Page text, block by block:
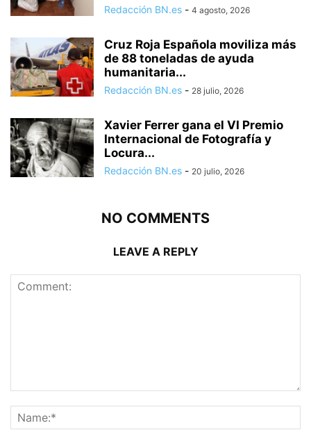
Redacción BN.es - 4 agosto, 2026
Cruz Roja Española moviliza más
de 88 toneladas de ayuda
humanitaria...
Redacción BN.es - 28 julio, 2026
Xavier Ferrer gana el VI Premio
Internacional de Fotografía y
Locura...
Redacción BN.es - 20 julio, 2026
NO COMMENTS
LEAVE A REPLY